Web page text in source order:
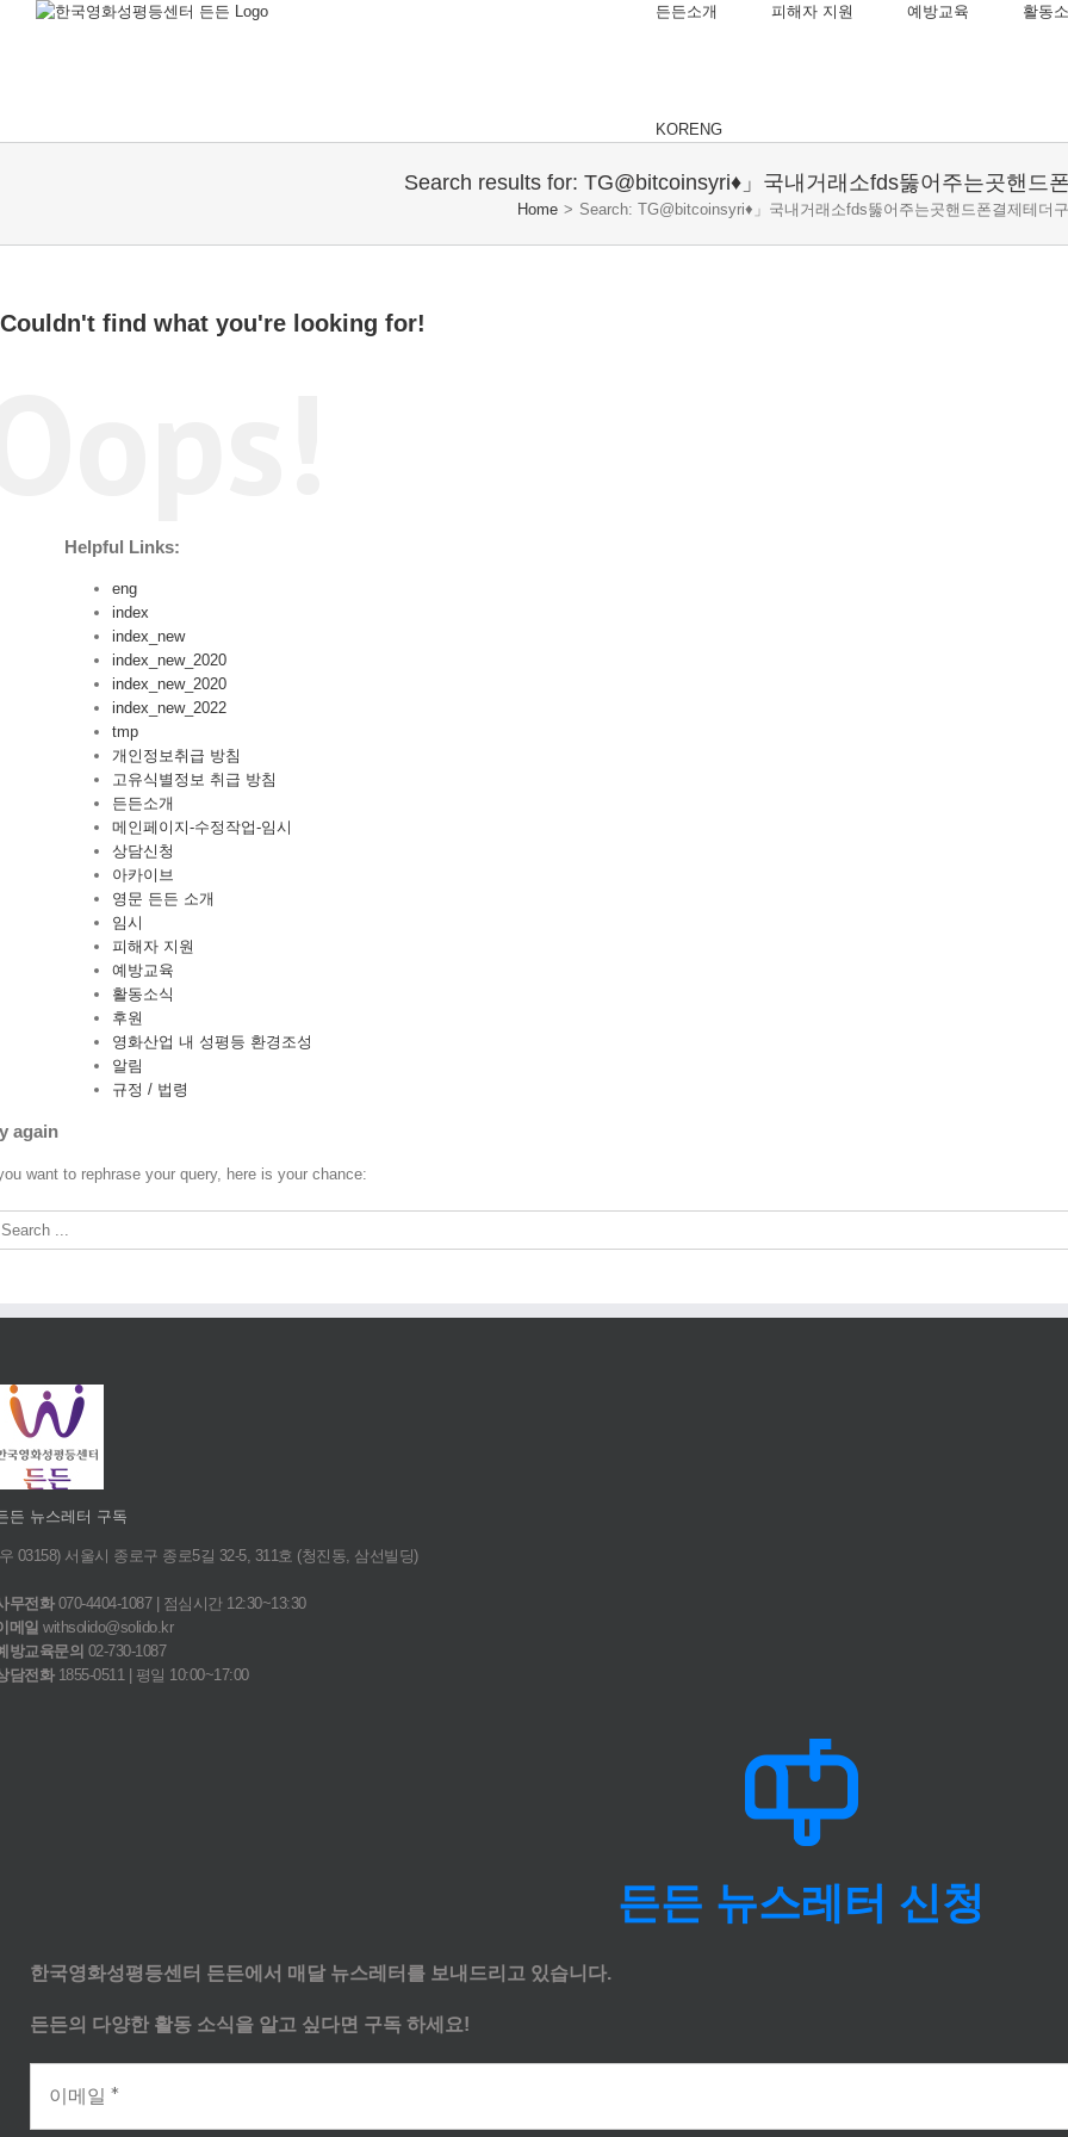
든든소개 피해자 지원 예방교육 활동
KORENG
Search results for: TG@bitcoinsyri♦」국내거래소fds뚫어주는곳핸드
Home > Search: TG@bitcoinsyri♦」국내거래소fds뚫어주는곳핸드폰결제테더
Couldn't find what you're looking for!
Helpful Links:
eng
index
index_new
index_new_2020
index_new_2020
index_new_2022
tmp
개인정보취급 방침
고유식별정보 취급 방침
든든소개
메인페이지-수정작업-임시
상담신청
아카이브
영문 든든 소개
임시
피해자 지원
예방교육
활동소식
후원
영화산업 내 성평등 환경조성
알림
규정 / 법령
again
want to rephrase your query, here is your chance:
든 뉴스레터 구독
03158) 서울시 종로구 종로5길 32-5, 311호 (청진동, 삼선빌딩)
무전화070-4404-1087 | 점심시간 12:30~13:30
메일 withsolido@solido.kr
방교육문의 02-730-1087
담전화1855-0511 | 평일 10:00~17:00
든든 뉴스레터 신청
한국영화성평등센터 든든에서 매달 뉴스레터를 보내드리고 있습니다.
든든의 다양한 활동 소식을 알고 싶다면 구독 하세요!